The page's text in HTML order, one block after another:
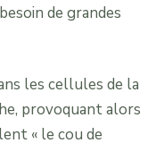
de grandes
les cellules de la
provoquant alors
« le cou de